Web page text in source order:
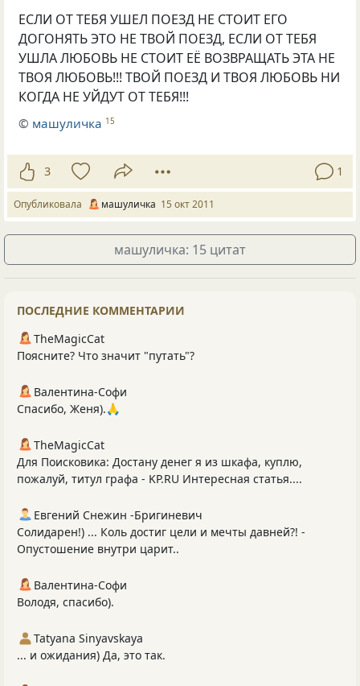
ЕСЛИ ОТ ТЕБЯ УШЕЛ ПОЕЗД НЕ СТОИТ ЕГО
ДОГОНЯТЬ ЭТО НЕ ТВОЙ ПОЕЗД, ЕСЛИ ОТ ТЕБЯ
УШЛА ЛЮБОВЬ НЕ СТОИТ ЕЁ ВОЗВРАЩАТЬ ЭТА НЕ
ТВОЯ ЛЮБОВЬ!!! ТВОЙ ПОЕЗД И ТВОЯ ЛЮБОВЬ НИ
КОГДА НЕ УЙДУТ ОТ ТЕБЯ!!!
© машуличка 15
3 1
Опубликовала машуличка 15 окт 2011
машуличка: 15 цитат
ПОСЛЕДНИЕ КОММЕНТАРИИ
TheMagicCat
Поясните? Что значит "путать"?
Валентина-Софи
Спасибо, Женя).🙏
TheMagicCat
Для Поисковика: Достану денег я из шкафа, куплю,
пожалуй, титул графа - KP.RU Интересная статья....
Евгений Снежин -Бригиневич
Солидарен!) ... Коль достиг цели и мечты давней?! -
Опустошение внутри царит..
Валентина-Софи
Володя, спасибо).
Tatyana Sinyavskaya
... и ожидания) Да, это так.